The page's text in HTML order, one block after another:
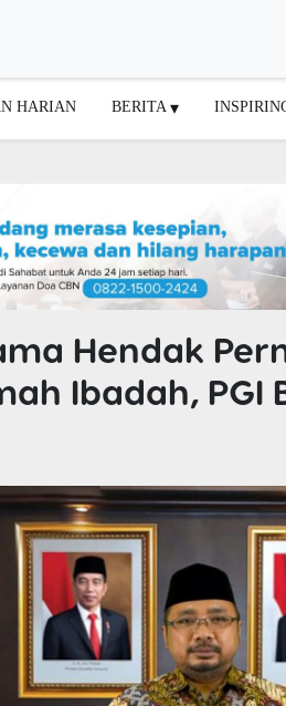
HARIAN BERITA
Hendak
Ibadah, PGI